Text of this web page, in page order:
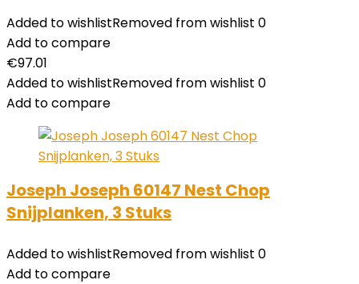
Added to wishlistRemoved from wishlist 0
Add to compare
€97.01
Added to wishlistRemoved from wishlist 0
Add to compare
Joseph Joseph 60147 Nest Chop
Snijplanken, 3 Stuks
Added to wishlistRemoved from wishlist 0
Add to compare